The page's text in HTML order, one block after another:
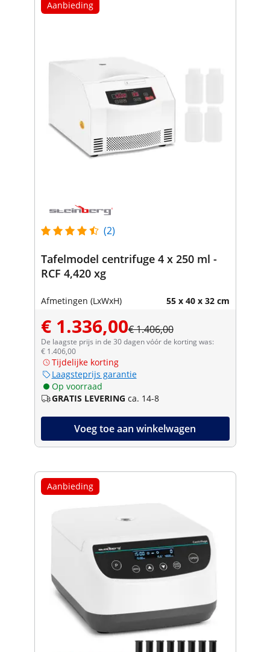
Aanbieding
(2)
Tafelmodel centrifuge 4 x 250 ml -
RCF 4,420 xg
Afmetingen (LxWxH) 55 x 40 x 32 cm
€ 1.336,00€ 1.406,00
De laagste prijs in de 30 dagen vóór de korting was:
€ 1.406,00
Tijdelijke korting
Laagsteprijs garantie
Op voorraad
GRATIS LEVERING ca. 14-8
Voeg toe aan winkelwagen
Aanbieding